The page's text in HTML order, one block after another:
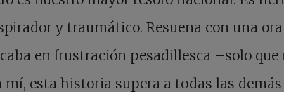
y traumático. Resuena con una
en frustración pesadillesca –solo que
mí, esta historia supera a todas las demás